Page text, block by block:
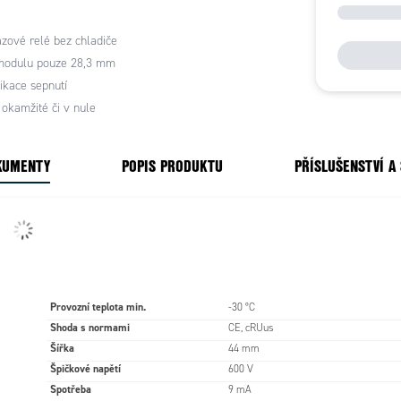
Ovl. napětí ss
4-32 V ss
Max. 0,5 periody + 1 ms Max. 0,5 periody + 1 ms
relé bez chladiče
pouze 28,3 mm
sepnutí
okamžité či v nule
POPIS PRODUKTU PŘÍSLUŠENSTVÍ
Provozní teplota min. -30 °C
Shoda s normami CE, cRUus
Šířka 44 mm
Špičkové napětí 600 V
Spotřeba 9 mA